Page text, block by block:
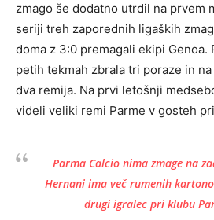
zmago še dodatno utrdil na prvem
seriji treh zaporednih ligaških
doma z 3:0 premagali ekipi Genoa.
petih tekmah zbrala tri poraze in
dva remija. Na prvi letošnji
videli veliki remi Parme v gosteh
Parma Calcio nima zmage na
Hernani ima več rumenih
drugi igralec pri klubu